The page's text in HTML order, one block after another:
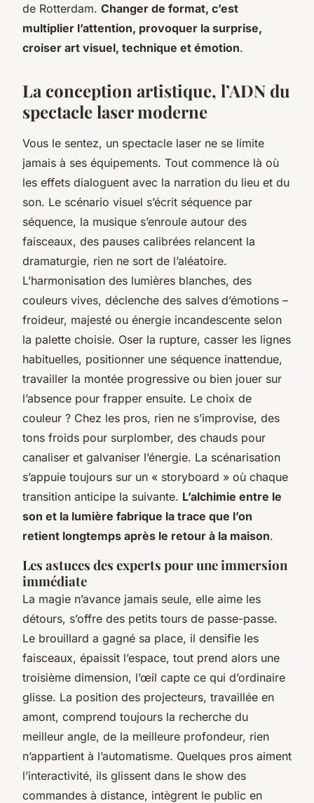
de Rotterdam. Changer de format, c’est
multiplier l’attention, provoquer la surprise,
croiser art visuel, technique et émotion.
La conception artistique, l’ADN du
spectacle laser moderne
Vous le sentez, un spectacle laser ne se limite
jamais à ses équipements. Tout commence là où
les effets dialoguent avec la narration du lieu et du
son. Le scénario visuel s’écrit séquence par
séquence, la musique s’enroule autour des
faisceaux, des pauses calibrées relancent la
dramaturgie, rien ne sort de l’aléatoire.
L’harmonisation des lumières blanches, des
couleurs vives, déclenche des salves d’émotions –
froideur, majesté ou énergie incandescente selon
la palette choisie. Oser la rupture, casser les lignes
habituelles, positionner une séquence inattendue,
travailler la montée progressive ou bien jouer sur
l’absence pour frapper ensuite. Le choix de
couleur ? Chez les pros, rien ne s’improvise, des
tons froids pour surplomber, des chauds pour
canaliser et galvaniser l’énergie. La scénarisation
s’appuie toujours sur un « storyboard » où chaque
transition anticipe la suivante. L’alchimie entre le
son et la lumière fabrique la trace que l’on
retient longtemps après le retour à la maison.
Les astuces des experts pour une immersion
immédiate
La magie n’avance jamais seule, elle aime les
détours, s’offre des petits tours de passe-passe.
Le brouillard a gagné sa place, il densifie les
faisceaux, épaissit l’espace, tout prend alors une
troisième dimension, l’œil capte ce qui d’ordinaire
glisse. La position des projecteurs, travaillée en
amont, comprend toujours la recherche du
meilleur angle, de la meilleure profondeur, rien
n’appartient à l’automatisme. Quelques pros aiment
l’interactivité, ils glissent dans le show des
commandes à distance, intègrent le public en